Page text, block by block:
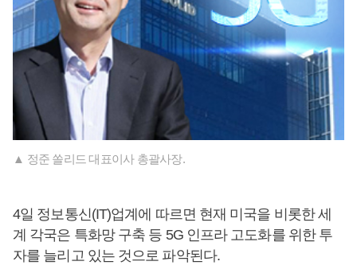
▲ 정준 쏠리드 대표이사 총괄사장.
4일 정보통신(IT)업계에 따르면 현재 미국을 비롯한 세
계 각국은 특화망 구축 등 5G 인프라 고도화를 위한 투
자를 늘리고 있는 것으로 파악된다.